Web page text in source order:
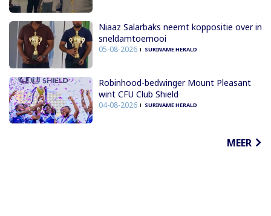
Niaaz Salarbaks neemt koppositie over in
sneldamtoernooi
05-08-2026 SURINAME HERALD
Robinhood-bedwinger Mount Pleasant
wint CFU Club Shield
04-08-2026 SURINAME HERALD
MEER